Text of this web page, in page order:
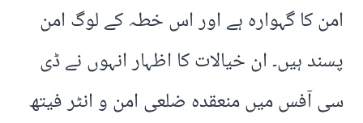
امن کا گہوارہ ہے اور اس خطہ کے لوگ امن
پسند ہیں۔ ان خیالات کا اظہار انہوں نے ڈی
سی آفس میں منعقدہ ضلعی امن و انٹر فیتھ